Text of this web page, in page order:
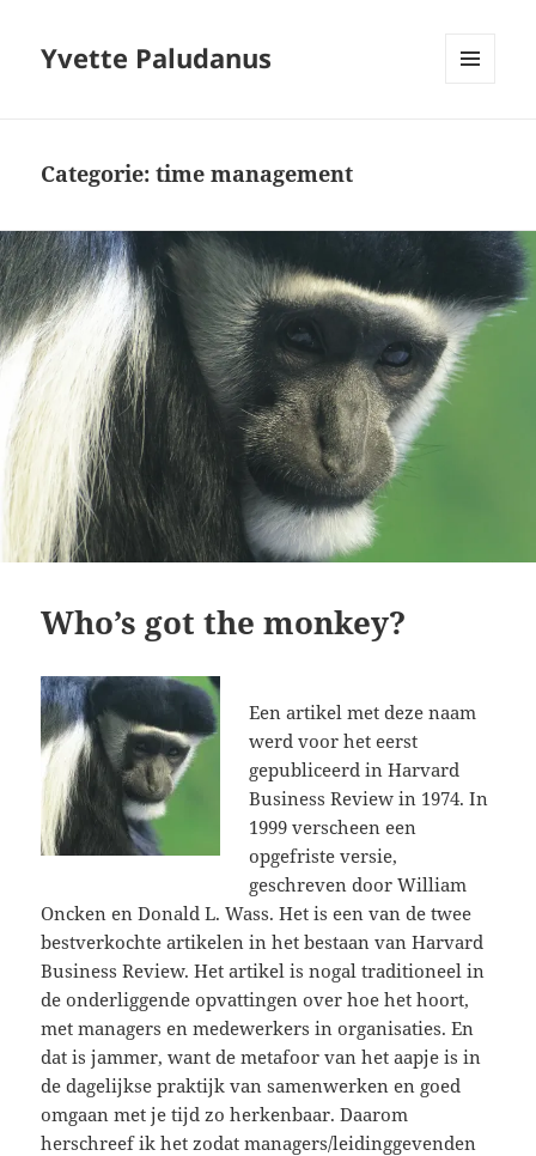
Yvette Paludanus
Categorie:time management
Who’s got the monkey?
Een artikel met deze naam
werd voor het eerst
gepubliceerd in Harvard
Business Review in 1974. In
1999 verscheen een
opgefriste versie,
geschreven door William
Oncken en Donald L. Wass. Het is een van de twee
bestverkochte artikelen in het bestaan van Harvard
Business Review. Het artikel is nogal traditioneel in
de onderliggende opvattingen over hoe het hoort,
met managers en medewerkers in organisaties. En
dat is jammer, want de metafoor van het aapje is in
de dagelijkse praktijk van samenwerken en goed
omgaan met je tijd zo herkenbaar. Daarom
herschreef ik het zodat managers/leidinggevenden